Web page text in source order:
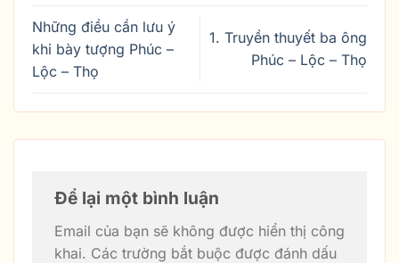
Những điều cần lưu ý
khi bày tượng Phúc –
Lộc – Thọ
1. Truyền thuyết ba ông
Phúc – Lộc – Thọ
Để lại một bình luận
Email của bạn sẽ không được hiển thị công
khai. Các trường bắt buộc được đánh dấu